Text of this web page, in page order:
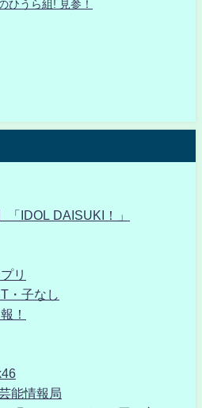
うら組! 見参！
「IDOL DAISUKI！」
リ
・子なし
！
能情報局